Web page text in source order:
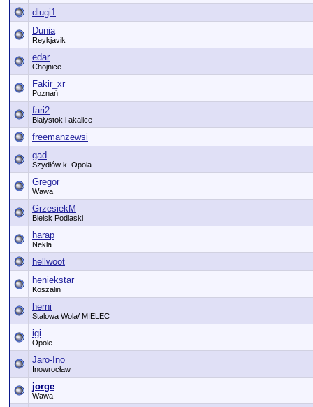
dlugi1
Dunia
Reykjavik
edar
Chojnice
Fakir_xr
Poznań
fari2
Białystok i akalice
freemanzewsi
gad
Szydłów k. Opola
Gregor
Wawa
GrzesiekM
Bielsk Podlaski
harap
Nekla
hellwoot
heniekstar
Koszalin
herni
Stalowa Wola/ MIELEC
igi
Opole
Jaro-Ino
Inowrocław
jorge
Wawa